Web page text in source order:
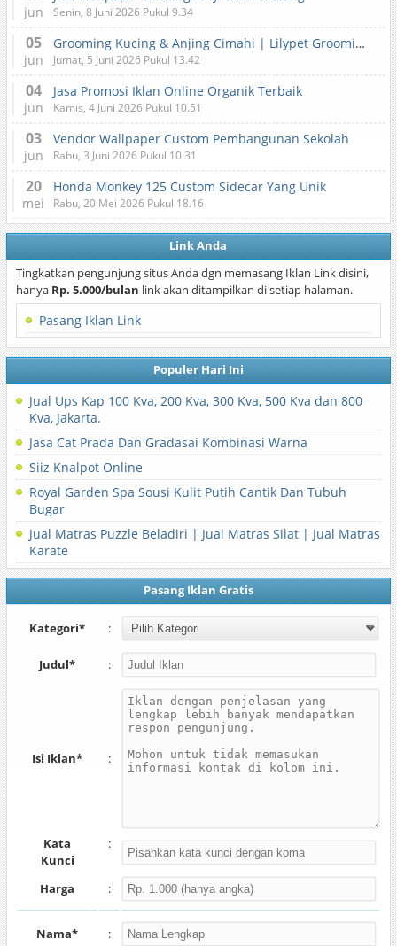
jun Senin, 8 Juni 2026 Pukul 9.34
05
jun
Grooming Kucing & Anjing Cimahi | Lilypet Grooming & Pet Hotel
Jumat, 5 Juni 2026 Pukul 13.42
04
jun
Jasa Promosi Iklan Online Organik Terbaik
Kamis, 4 Juni 2026 Pukul 10.51
03
jun
Vendor Wallpaper Custom Pembangunan Sekolah
Rabu, 3 Juni 2026 Pukul 10.31
20
mei
Honda Monkey 125 Custom Sidecar Yang Unik
Rabu, 20 Mei 2026 Pukul 18.16
Link Anda
Tingkatkan pengunjung situs Anda dgn memasang Iklan Link disini,
hanya Rp. 5.000/bulan link akan ditampilkan di setiap halaman.
Pasang Iklan Link
Populer Hari Ini
Jual Ups Kap 100 Kva, 200 Kva, 300 Kva, 500 Kva dan 800
Kva, Jakarta.
Jasa Cat Prada Dan Gradasai Kombinasi Warna
Siiz Knalpot Online
Royal Garden Spa Sousi Kulit Putih Cantik Dan Tubuh
Bugar
Jual Matras Puzzle Beladiri | Jual Matras Silat | Jual Matras
Karate
Pasang Iklan Gratis
Kategori* :
Judul* :
Isi Iklan* :
Kata
Kunci
:
Harga :
Nama* :